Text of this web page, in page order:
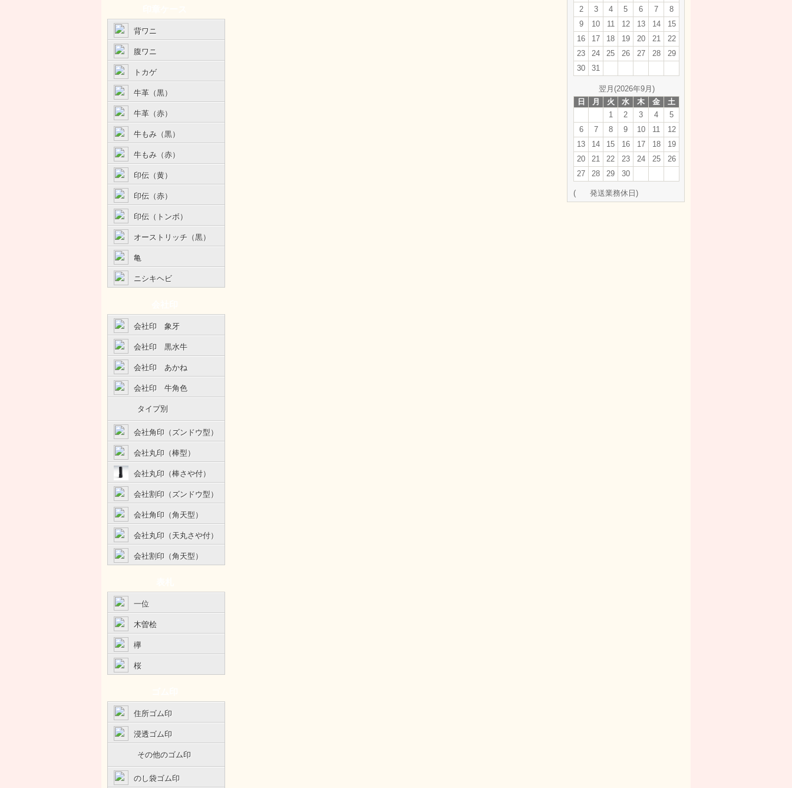
背ワニ
腹ワニ
トカゲ
牛革（黒）
牛革（赤）
牛もみ（黒）
牛もみ（赤）
印伝（黄）
印伝（赤）
印伝（トンボ）
オーストリッチ（黒）
亀
ニシキヘビ
会社印 象牙
会社印 黒水牛
会社印 あかね
会社印 牛角色
タイプ別
会社角印（ズンドウ型）
会社丸印（棒型）
会社丸印（棒さや付）
会社割印（ズンドウ型）
会社角印（角天型）
会社丸印（天丸さや付）
会社割印（角天型）
一位
木曽桧
欅
桜
住所ゴム印
浸透ゴム印
その他のゴム印
のし袋ゴム印
2
3 4 5 6 7
8
9
10 11 12 13 14
15
16
17 18 19 20 21
22
23
24 25 26 27 28
29
30
31
翌月(2026年9月)
日
月 火 水 木 金
土
1
2 3 4
5
6
7 8 9 10 11
12
13
14 15 16 17 18
19
20
21 22 23 24 25
26
27
28 29 30
( 発送業務休日)